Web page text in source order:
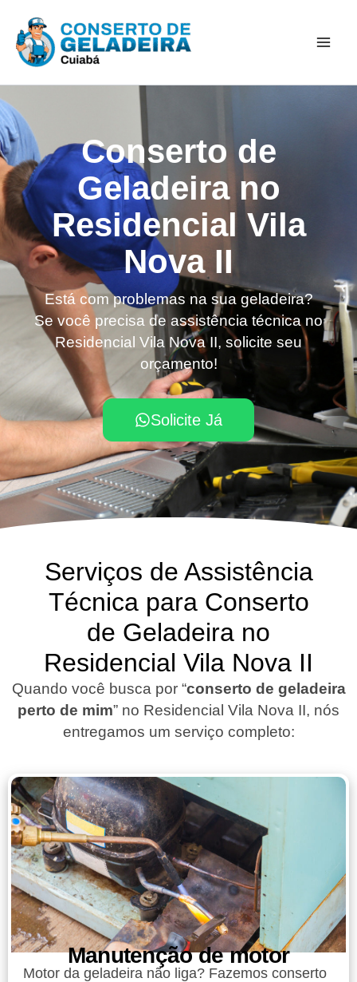
para
Conserto de
Geladeira no
Residencial Vila
Nova II
Está com problemas na sua geladeira?
Se você precisa de assistência técnica no
Residencial Vila Nova II, solicite seu
orçamento!
Solicite Já
Serviços de Assistência
Técnica para Conserto
de Geladeira no
Residencial Vila Nova II
Quando você busca por “conserto de geladeira
perto de mim” no Residencial Vila Nova II, nós
entregamos um serviço completo:
Manutenção de motor
Motor da geladeira não liga? Fazemos conserto